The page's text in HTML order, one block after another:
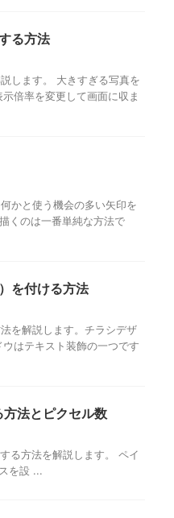
る方法
します。 大きすぎる写真を
倍率を変更して画面に収ま
かと使う機会の多い矢印を
くのは一番単純な方法で
を付ける方法
を解説します。チラシデザ
はテキスト装飾の一つです
法とピクセル数
る方法を解説します。 ペイ
を設 ...